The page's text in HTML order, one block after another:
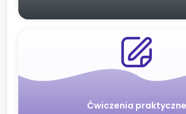
Ćwiczenia praktyczne